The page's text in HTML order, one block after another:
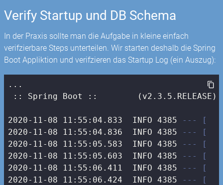
Verify Startup und DB Schema
In der Praxis sollte man die Aufgabe in kleine einfach
verifzierbare Steps unterteilen. Wir starten deshalb die Spring
Boot Appliktion und verifzieren das Startup Log (ein Auszug):
...
:: Spring Boot ::        (v2.3.5.RELEASE)
2020-11-08 11:55:04.833  INFO 4385 --- [
2020-11-08 11:55:04.836  INFO 4385 --- [
2020-11-08 11:55:05.583  INFO 4385 --- [
2020-11-08 11:55:05.603  INFO 4385 --- [
2020-11-08 11:55:06.411  INFO 4385 --- [
2020-11-08 11:55:06.424  INFO 4385 --- [